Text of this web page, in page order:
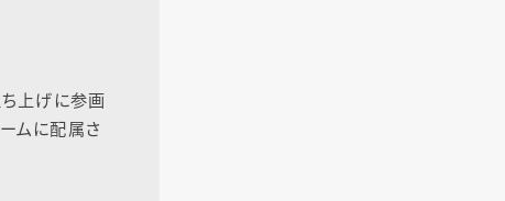
ち上げに参画
ムに配属さ